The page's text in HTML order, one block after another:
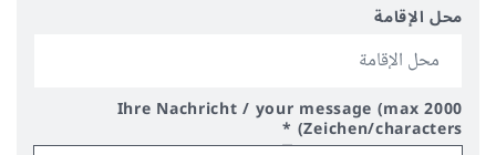
محل الإقامة
Ihre Nachricht / your message (max 2000
Zeichen/characters)
*